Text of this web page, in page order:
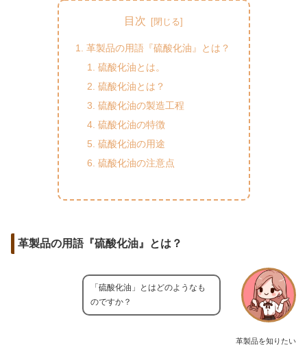
目次
革製品の用語『硫酸化油』とは？
硫酸化油とは。
硫酸化油とは？
硫酸化油の製造工程
硫酸化油の特徴
硫酸化油の用途
硫酸化油の注意点
革製品の用語『硫酸化油』とは？
革製品を知りたい
「硫酸化油」とはどのようなも
のですか？